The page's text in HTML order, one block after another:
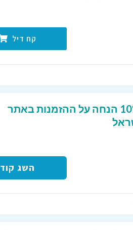
קח דיל
קוד קופון פעיל 10% הנחה על ההזמנות באתר
השג קוד